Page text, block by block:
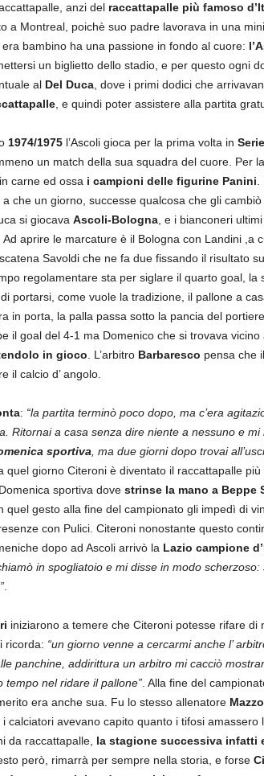
anzi del raccattapalle più famoso
a Montreal, poichè suo padre lavorava in una
bambino ha una passione in fondo al cuore:
un biglietto dello stadio, e per questo ogni
al Del Duca, dove i primi dodici che
, e quindi poter assistere alla partita
1974/1975l’Ascoli gioca per la prima volta in
un match della sua squadra del cuore. Per
carne ed ossa i campioni delle figurine Panini
che un giorno, successe qualcosa che gli
si giocava Ascoli-Bologna, e i bianconeri
Ad aprire le marcature è il Bologna con Landini ,a
Savoldi che ne fa due fissando il risultato
regolamentare sta per siglare il quarto goal, la
portarsi, come vuole la tradizione, il pallone a
in porta, la palla passa sotto la pancia del
il goal del 4-1 ma Domenico che si trovava vicino
in gioco . L’arbitro Barbaresco pensa che
il calcio d’ angolo.
: “la partita terminò poco dopo, ma c’era
Ritornai a casa senza dire niente a nessuno e
sportiva , ma due giorni dopo trovai
quel giorno Citeroni è diventato il raccattapalle più
sportiva dove strinse la mano a Beppe
quel gesto alla fine del campionato gli impedì di
con Pulici. Citeroni nonostante questo
dopo ad Ascoli arrivò la Lazio campione
in spogliatoio e mi disse in modo
.
iniziarono a temere che Citeroni potesse rifare di
ricorda: “un giorno venne a cercarmi anche l’
panchine, addirittura un arbitro mi cacciò
tempo nel ridare il pallone”. Alla fine del
era anche sua. Fu lo stesso allenatore
calciatori avevano capito quanto i tifosi amassero
da raccattapalle, la stagione successiva infatti
però, rimarrà per sempre nella storia, e forse